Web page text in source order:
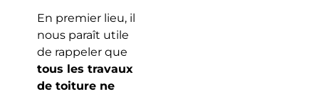
En premier lieu, il
nous paraît utile
de rappeler que
tous les travaux
de toiture ne